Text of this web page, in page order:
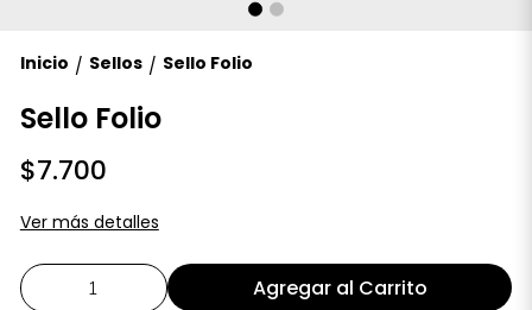
Inicio / Sellos / Sello Folio
Sello Folio
$7.700
Ver más detalles
Agregar al Carrito